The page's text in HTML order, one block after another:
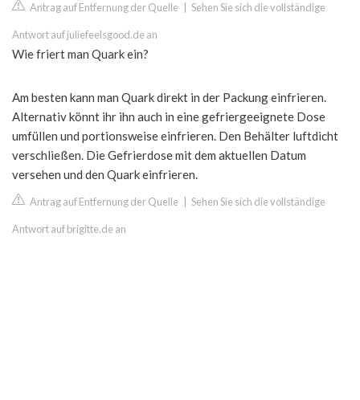
Antrag auf Entfernung der Quelle Sehen Sie sich die vollständige
Antwort auf juliefeelsgood.de an
Wie friert man Quark ein?
Am besten kann man Quark direkt in der Packung einfrieren.
Alternativ könnt ihr ihn auch in eine gefriergeeignete Dose
umfüllen und portionsweise einfrieren. Den Behälter luftdicht
verschließen. Die Gefrierdose mit dem aktuellen Datum
versehen und den Quark einfrieren.
Antrag auf Entfernung der Quelle Sehen Sie sich die vollständige
Antwort auf brigitte.de an